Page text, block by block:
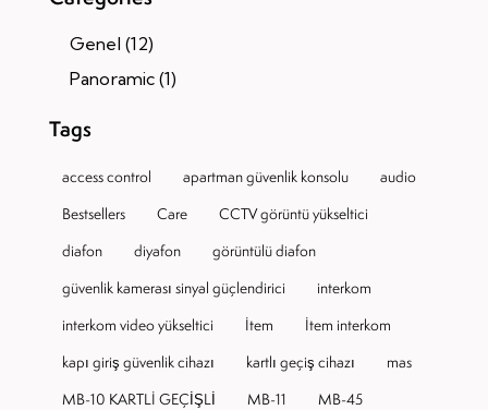
Genel (12)
Panoramic (1)
Tags
access control apartman güvenlik konsolu
audio
Bestsellers
Care
CCTV görüntü yükseltici
diafon
diyafon
görüntülü diafon
güvenlik kamerası sinyal güçlendirici
interkom
interkom video yükseltici
Item
Item interkom
kapı giriş güvenlik cihazı
kartlı geçiş cihazı
mas
MB-10 KARTLI GEÇİŞLİ
MB-11
MB-45